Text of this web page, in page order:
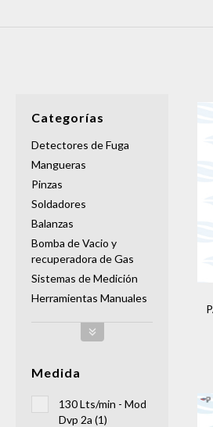
Categorías
Detectores de Fuga
Mangueras
Pinzas
Soldadores
Balanzas
Bomba de Vacio y
recuperadora de Gas
Sistemas de Medición
Herramientas Manuales
Medida
130 Lts/min - Mod
Dvp 2a (1)